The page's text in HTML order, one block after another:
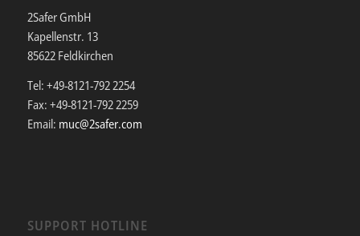
2Safer GmbH
Kapellenstr. 13
85622 Feldkirchen
Tel: +49-8121-792 2254
Fax: +49-8121-792 2259
Email: muc@2safer.com
SUPPORT HOTLINE